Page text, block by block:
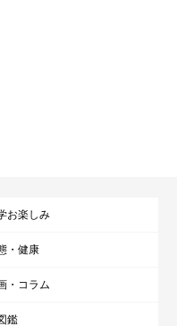
話しかけて笑顔で接してい
」
お楽しみ
・健康
・コラム
鑑